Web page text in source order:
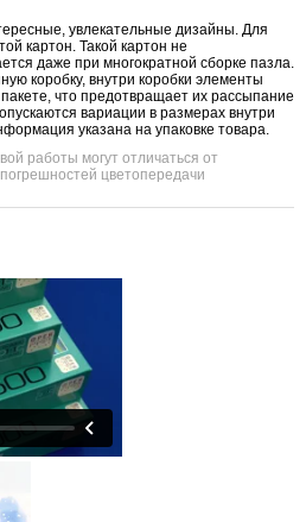
увлекательные дизайны. Для
картон. Такой картон не
даже при многократной сборке пазла.
коробку, внутри коробки элементы
что предотвращает их рассыпание
вариации в размерах внутри
указана на упаковке товара.
работы могут отличаться от
цветопередачи